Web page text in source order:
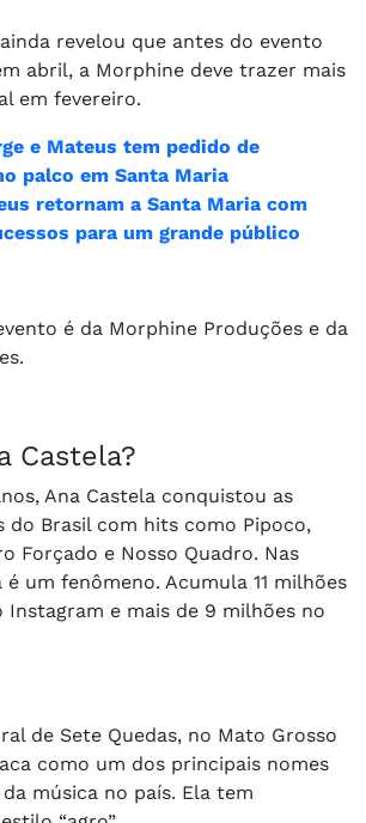
revelou que antes do evento
abril, a Morphine deve trazer mais
em fevereiro.
e Mateus tem pedido de
palco em Santa Maria
retornam a Santa Maria com
para um grande público
é da Morphine Produções e da
Castela?
Ana Castela conquistou as
do Brasil com hits como Pipoco,
Forçado e Nosso Quadro. Nas
é um fenômeno. Acumula 11 milhões
Instagram e mais de 9 milhões no
de Sete Quedas, no Mato Grosso
como um dos principais nomes
música no país. Ela tem